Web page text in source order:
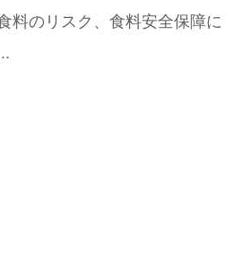
料のリスク、食料安全保障に